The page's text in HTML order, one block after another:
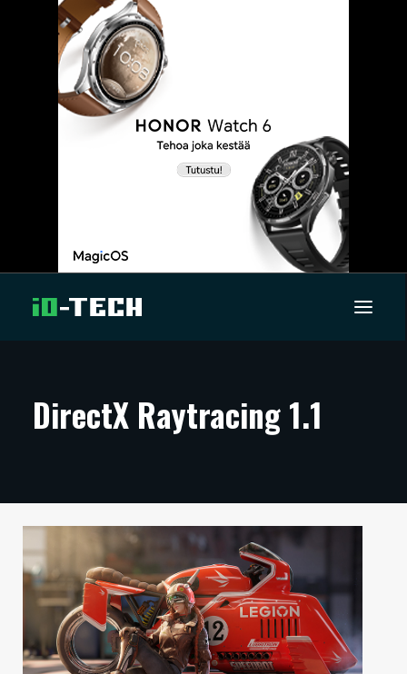
ARTIKKELIT
TECHBBS
HINTA.FI
KAUPPA
VAIHDA TEEMA
DirectX Raytracing 1.1